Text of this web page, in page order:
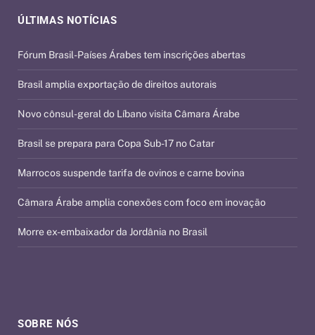
SOBRE NÓS
ÚLTIMAS NOTÍCIAS
Fórum Brasil-Países Árabes tem inscrições abertas
Brasil amplia exportação de direitos autorais
Novo cônsul-geral do Líbano visita Câmara Árabe
Brasil se prepara para Copa Sub-17 no Catar
Marrocos suspende tarifa de ovinos e carne bovina
Câmara Árabe amplia conexões com foco em inovação
Morre ex-embaixador da Jordânia no Brasil